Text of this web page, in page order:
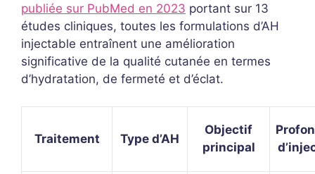
publiée sur PubMed en 2023 portant sur 13
études cliniques, toutes les formulations d’AH
injectable entraînent une amélioration
significative de la qualité cutanée en termes
d’hydratation, de fermeté et d’éclat.
Traitement Type d’AH
Objectif
principal